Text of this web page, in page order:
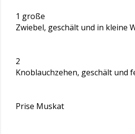
1 große
Zwiebel, geschält und in kleine
2
Knoblauchzehen, geschält und
Prise Muskat